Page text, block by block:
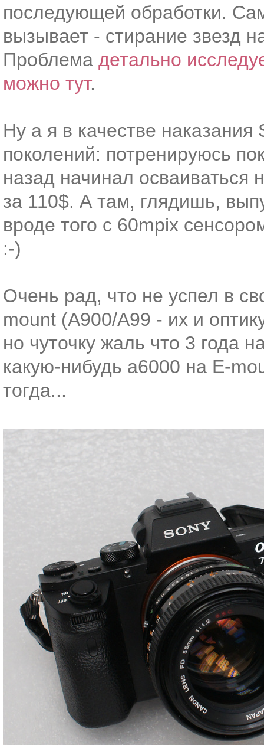
последующей обработки.
вызывает - стирание звезд
Проблема детально
можно тут.
Ну а я в качестве
поколений: потренируюсь
назад начинал осваиваться
за 110$. А там, глядишь,
вроде того с 60mpix
:-)
Очень рад, что не успел в
mount (A900/A99 - их и
но чуточку жаль что 3 года
какую-нибудь a6000 на E-
тогда...